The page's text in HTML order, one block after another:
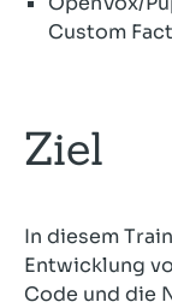
Custom
Ziel
In diesem
Entwicklung
Code und die